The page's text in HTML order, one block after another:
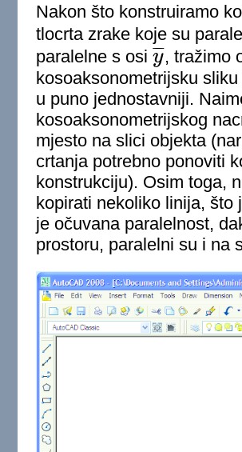
Nakon što konstruiramo
tlocrta zrake koje su
paralelne s osi y
¯¯
¯
y¯ , tražimo
kosoaksonometrijsku
u puno jednostavniji.
kosoaksonometrijskog
mjesto na slici objekta
crtanja potrebno ponoviti
konstrukciju). Osim toga,
kopirati nekoliko linija, što
je očuvana paralelnost,
prostoru, paralelni su i na